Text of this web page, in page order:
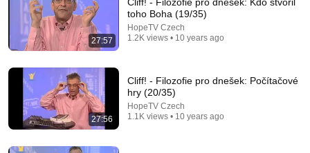
27:57
toho Boha (19/35)
HopeTV Czech
1.2K views • 10 years ago
27:56
Cliff! - Filozofie pro dnešek: Počítačové
hry (20/35)
HopeTV Czech
1.1K views • 10 years ago